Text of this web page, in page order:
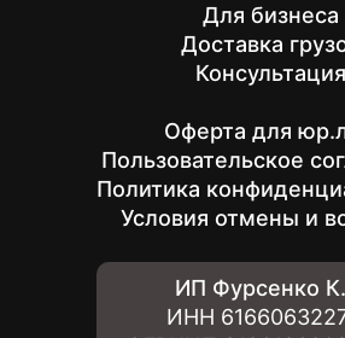
Для бизнеса
Доставка
Консультация
Оферта для
Пользовательское
Политика
Условия отмены и
ИП Фурсенко
ИНН